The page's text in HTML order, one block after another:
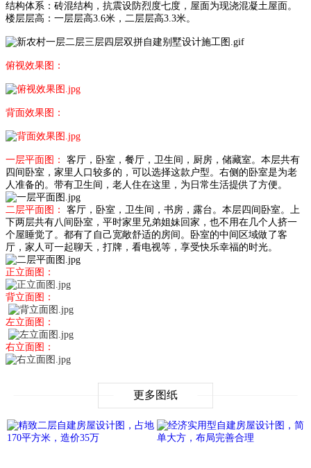
结构体系：砖混结构，抗震设防烈度七度，屋面为现浇混凝土屋面。
楼层层高：一层层高3.6米，二层层高3.3米。
俯视效果图：
背面效果图：
一层平面图：
客厅，卧室，餐厅，卫生间，厨房，储藏室。本层共有
四间卧室，家里人口较多的，可以选择这款户型。右侧的卧室是为老
人准备的。带有卫生间，老人住在这里，为日常生活提供了方便。
二层平面图：
客厅，卧室，卫生间，书房，露台。本层四间卧室。上
下两层共有八间卧室，平时家里兄弟姐妹回家，也不用在几个人挤一
个屋睡觉了。都有了自己宽敞舒适的房间。卧室的中间区域做了客
厅，家人可一起聊天，打牌，看电视等，享受快乐幸福的时光。
正立面图：
背立面图：
左立面图：
右立面图：
更多图纸